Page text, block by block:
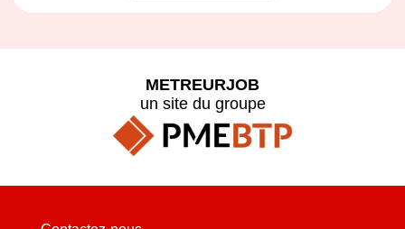
METREURJOB
un site du groupe